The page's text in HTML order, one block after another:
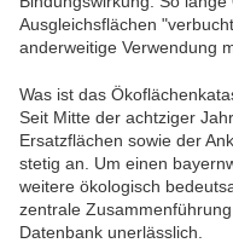
Ausgleichsflächen
anderweitige Verwendung
Was ist das
Seit Mitte der achtziger
Ersatzflächen sowie der
stetig an. Um einen
weitere ökologisch
zentrale
Datenbank unerlässlich.